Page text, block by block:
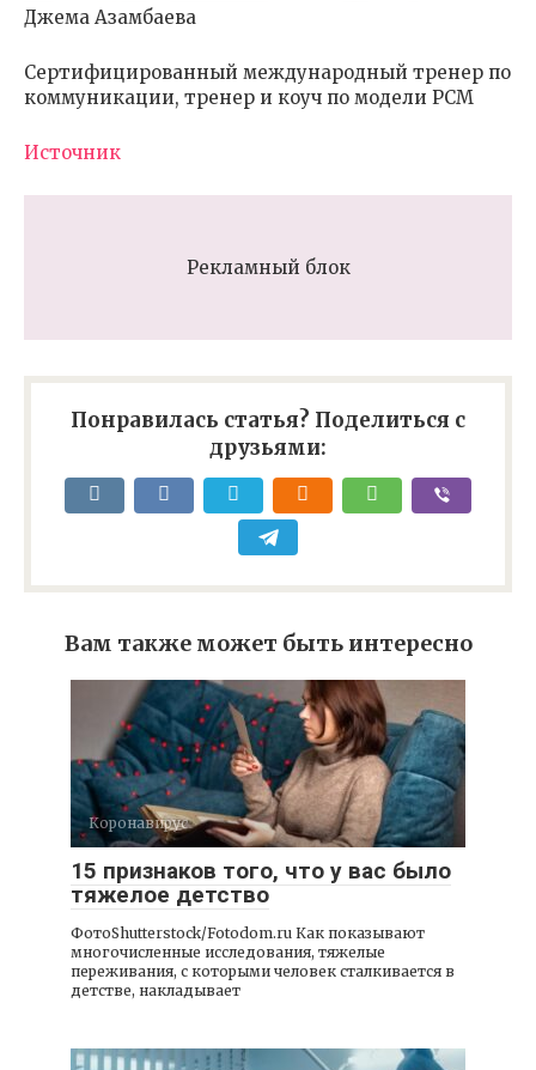
Джема Азамбаева
Cертифицированный международный тренер по
коммуникации, тренер и коуч по модели РСМ
Источник
Рекламный блок
Понравилась статья? Поделиться с
друзьями:
Вам также может быть интересно
Коронавирус
15 признаков того, что у вас было
тяжелое детство
ФотоShutterstock/Fotodom.ru Как показывают
многочисленные исследования, тяжелые
переживания, с которыми человек сталкивается в
детстве, накладывает